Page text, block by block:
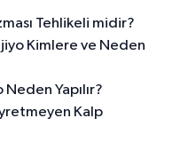
Tehlikeli midir?
Kimlere ve Neden
Yapılır?
Kalp